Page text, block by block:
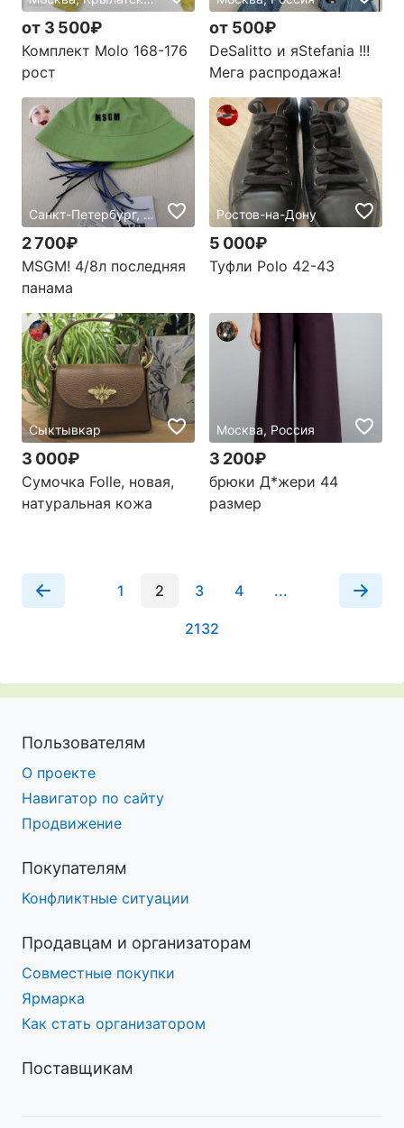
от 3 500₽
Комплект Molo 168-176
рост
от 500₽
DeSalitto и яStefania !!!
Мега распродажа!
Санкт-Петербург, Россия
2 700₽
MSGM! 4/8л последняя
панама
Ростов-на-Дону
5 000₽
Туфли Polo 42-43
Сыктывкар
3 000₽
Сумочка Folle, новая,
натуральная кожа
Москва, Россия
3 200₽
брюки Д*жери 44
размер
1 2 3 4 ...
2132
Пользователям
О проекте
Навигатор по сайту
Продвижение
Покупателям
Конфликтные ситуации
Продавцам и организаторам
Совместные покупки
Ярмарка
Как стать организатором
Поставщикам